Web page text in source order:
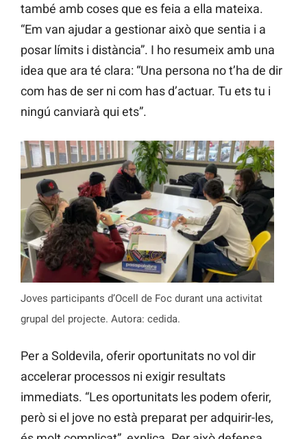
també amb coses que es feia a ella mateixa.
“Em van ajudar a gestionar això que sentia i a
posar límits i distància”. I ho resumeix amb una
idea que ara té clara: “Una persona no t’ha de dir
com has de ser ni com has d’actuar. Tu ets tu i
ningú canviarà qui ets”.
Joves participants d’Ocell de Foc durant una activitat
grupal del projecte. Autora: cedida.
Per a Soldevila, oferir oportunitats no vol dir
accelerar processos ni exigir resultats
immediats. “Les oportunitats les podem oferir,
però si el jove no està preparat per adquirir-les,